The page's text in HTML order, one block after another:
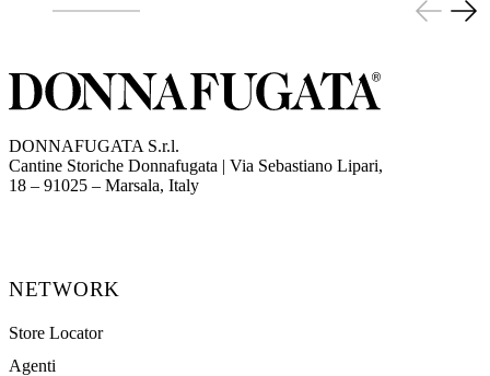
DONNAFUGATA S.r.l.
Cantine Storiche Donnafugata | Via Sebastiano Lipari,
18 – 91025 – Marsala, Italy(opens in new tab)
NETWORK
Store Locator
Agenti